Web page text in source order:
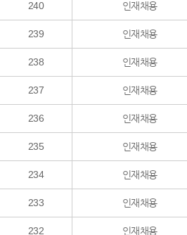
240 인재채용
239 인재채용
238 인재채용
237 인재채용
236 인재채용
235 인재채용
234 인재채용
233 인재채용
232 인재채용